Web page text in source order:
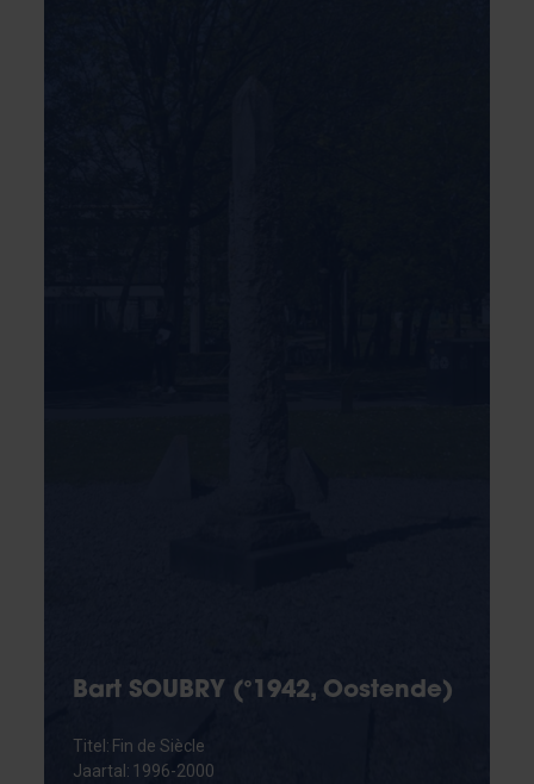
Bart SOUBRY (°1942, Oostende)
Titel: Fin de Siècle
Jaartal: 1996-2000